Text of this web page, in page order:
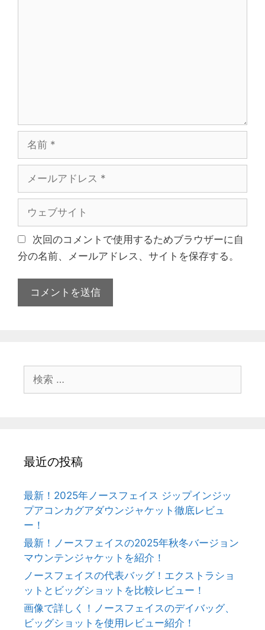
ル
ド
レ
ス
ブ
サ
イ
ト
次回のコメントで使用するためブラウザーに自
分の名前、メールアドレス、サイトを保存する。
索:
最近の投稿
最新！2025年ノースフェイス ジップインジッ
プアコンカグアダウンジャケット徹底レビュ
ー！
最新！ノースフェイスの2025年秋冬バージョン
マウンテンジャケットを紹介！
ノースフェイスの代表バッグ！エクストラショ
ットとビッグショットを比較レビュー！
画像で詳しく！ノースフェイスのデイバッグ、
ビッグショットを使用レビュー紹介！